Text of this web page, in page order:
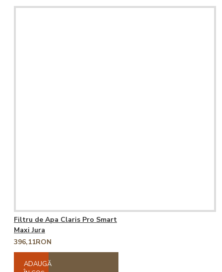
Filtru de Apa Claris Pro Smart
Maxi Jura
396,11RON
ADAUGĂ